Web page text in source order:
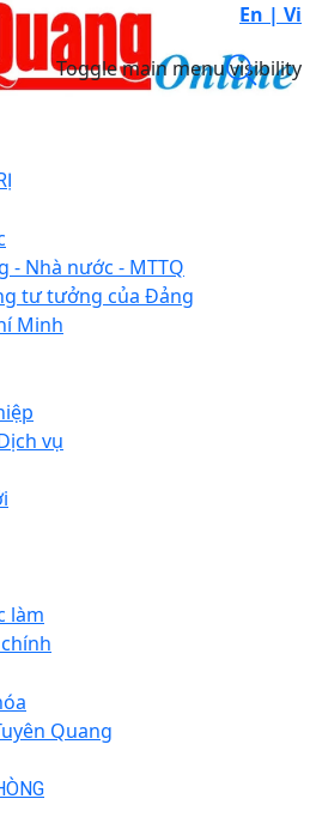
En | Vi
Toggle main menu visibility
- Nhà nước - MTTQ
tư tưởng của Đảng
Minh
vụ
làm
Quang